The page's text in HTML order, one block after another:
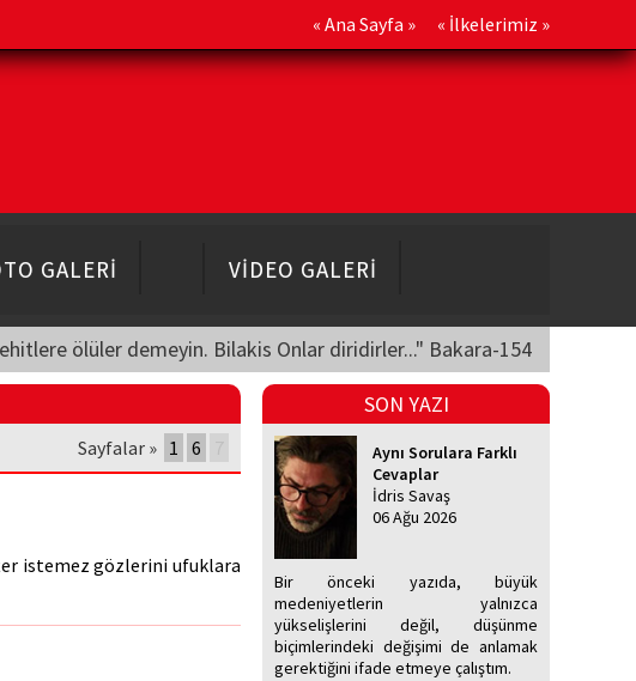
« Ana Sayfa » « İlkelerimiz »
GALERİ VİDEO GALERİ
ölüler demeyin. Bilakis Onlar diridirler..." Bakara-154
Sayfalar » 1 6
istemez gözlerini ufuklara
SON YAZI
Aynı Sorulara Farklı
Cevaplar
İdris Savaş
06 Ağu 2026
Bir önceki yazıda, büyük
medeniyetlerin yalnızca
yükselişlerini değil, düşünme
biçimlerindeki değişimi de anlamak
gerektiğini ifade etmeye çalıştım.